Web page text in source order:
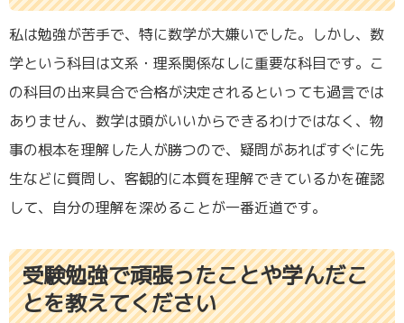
私は勉強が苦手で、特に数学が大嫌いでした。しかし、数
学という科目は文系・理系関係なしに重要な科目です。こ
の科目の出来具合で合格が決定されるといっても過言では
ありません、数学は頭がいいからできるわけではなく、物
事の根本を理解した人が勝つので、疑問があればすぐに先
生などに質問し、客観的に本質を理解できているかを確認
して、自分の理解を深めることが一番近道です。
受験勉強で頑張ったことや学んだこ
とを教えてください